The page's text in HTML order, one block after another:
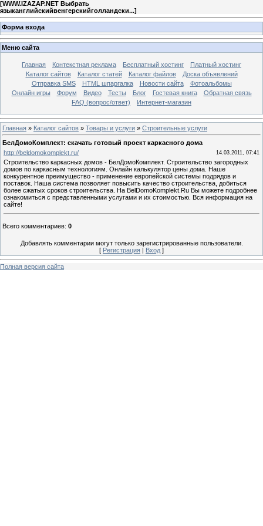
[WWW.IZAZAP.NET Выбрать
языканглийскийвенгерскийголландски...]
Форма входа
Меню сайта
Главная Контекстная реклама Бесплатный хостинг
Платный хостинг
Каталог сайтов
Каталог статей Каталог файлов
Доска объявлений
Отправка SMS
HTML шпаргалка Новости сайта
Фотоальбомы
Онлайн игры
Форум Видео Тесты Блог Гостевая книга
Обратная связь
FAQ (вопрос/ответ)
Интернет-магазин
Главная » Каталог сайтов » Товары и услуги » Строительные услуги
БелДомоКомплект: скачать готовый проект каркасного дома
http://beldomokomplekt.ru/
14.03.2011, 07:41
Строительство каркасных домов - БелДомоКомплект. Строительство загородных
домов по каркасным технологиям. Онлайн калькулятор цены дома. Наше
конкурентное преимущество - применение европейской системы подрядов и
поставок. Наша система позволяет повысить качество строительства, добиться
более сжатых сроков строительства. На BelDomoKomplekt.Ru Вы можете подробнее
ознакомиться с представленными услугами и их стоимостью. Вся информация на
сайте!
Всего комментариев: 0
Добавлять комментарии могут только зарегистрированные пользователи.
[ Регистрация | Вход ]
Полная версия сайта